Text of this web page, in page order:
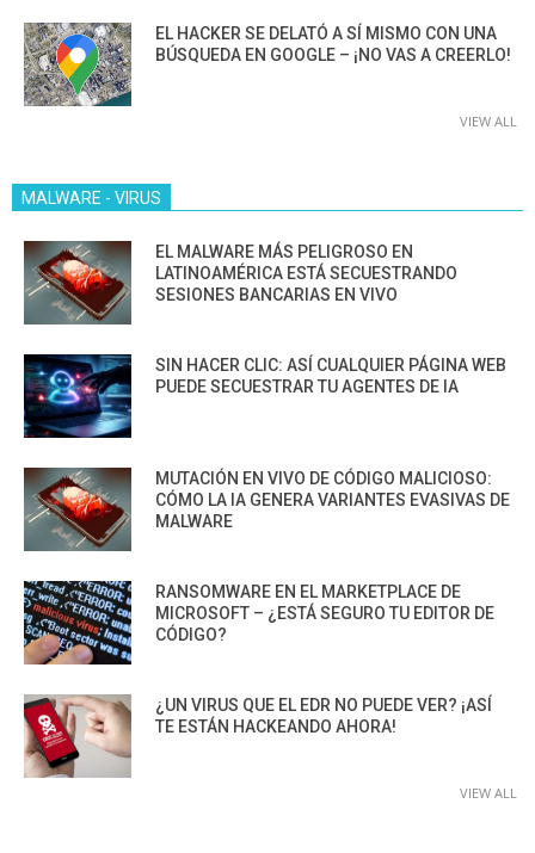
EL HACKER SE DELATÓ A SÍ MISMO CON UNA
BÚSQUEDA EN GOOGLE – ¡NO VAS A CREERLO!
VIEW ALL
MALWARE - VIRUS
EL MALWARE MÁS PELIGROSO EN
LATINOAMÉRICA ESTÁ SECUESTRANDO
SESIONES BANCARIAS EN VIVO
SIN HACER CLIC: ASÍ CUALQUIER PÁGINA WEB
PUEDE SECUESTRAR TU AGENTES DE IA
MUTACIÓN EN VIVO DE CÓDIGO MALICIOSO:
CÓMO LA IA GENERA VARIANTES EVASIVAS DE
MALWARE
RANSOMWARE EN EL MARKETPLACE DE
MICROSOFT – ¿ESTÁ SEGURO TU EDITOR DE
CÓDIGO?
¿UN VIRUS QUE EL EDR NO PUEDE VER? ¡ASÍ
TE ESTÁN HACKEANDO AHORA!
VIEW ALL